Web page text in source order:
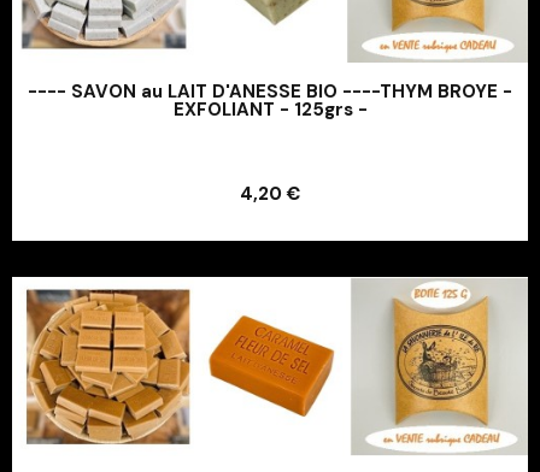
---- SAVON au LAIT D'ANESSE BIO ----THYM BROYE -
EXFOLIANT - 125grs -
4,20 €
Ajouter au panier